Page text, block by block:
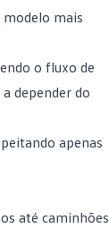
mais
o fluxo de
depender do
apenas
até caminhões